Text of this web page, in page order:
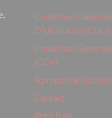
Conditions
D’Utilisation (CGU)
Conditions
(CGV)
A propos de
Contact
Petit Futé